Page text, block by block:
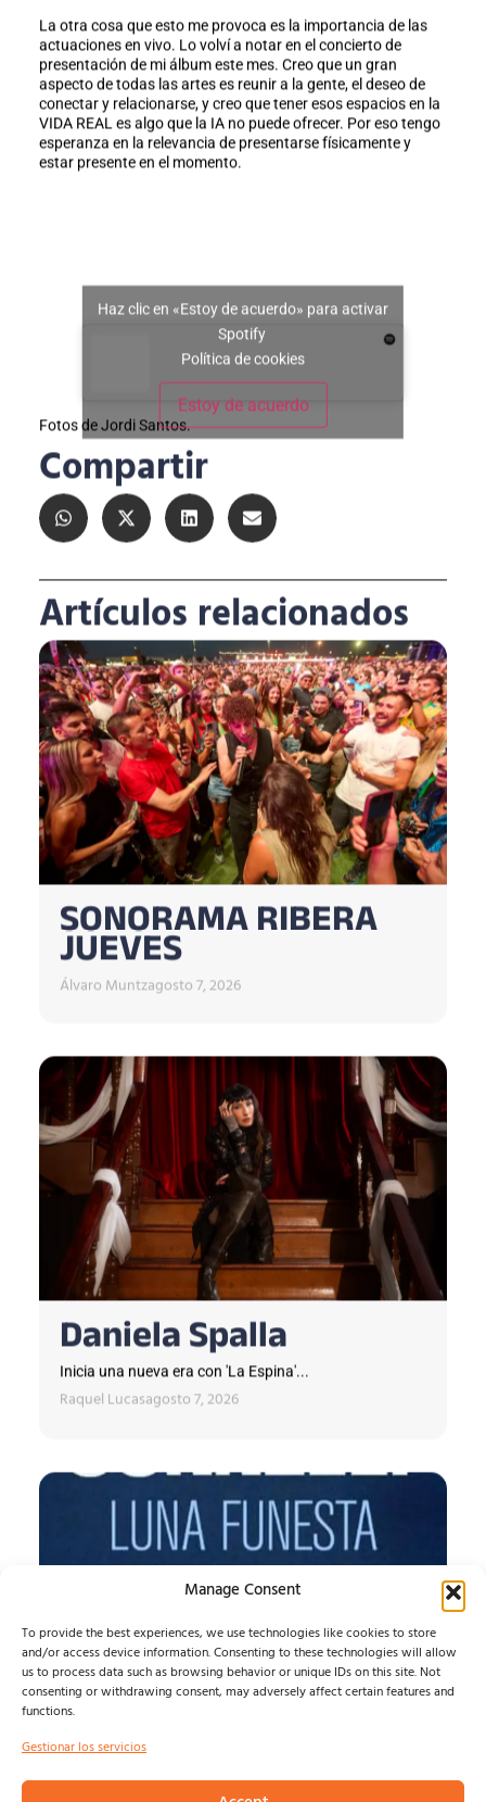
Manage Consent
To provide the best experiences, we use technologies like cookies to store
and/or access device information. Consenting to these technologies will allow
us to process data such as browsing behavior or unique IDs on this site. Not
consenting or withdrawing consent, may adversely affect certain features and
functions.
Gestionar los servicios
La otra cosa que esto me provoca es la importancia de las
actuaciones en vivo. Lo volví a notar en el concierto de
presentación de mi álbum este mes. Creo que un gran
aspecto de todas las artes es reunir a la gente, el deseo de
conectar y relacionarse, y creo que tener esos espacios en la
VIDA REAL es algo que la IA no puede ofrecer. Por eso tengo
esperanza en la relevancia de presentarse físicamente y
estar presente en el momento.
Haz clic en «Estoy de acuerdo» para activar
Spotify
Política de cookies
Estoy de acuerdo
Fotos de Jordi Santos.
Compartir
Artículos relacionados
SONORAMA RIBERA
JUEVES
Álvaro Muntzagosto 7, 2026
Daniela Spalla
Inicia una nueva era con 'La Espina'...
Raquel Lucasagosto 7, 2026
LUNA FUNESTA